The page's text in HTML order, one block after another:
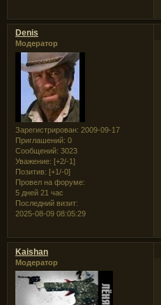
Denis
Модератор
Зарегистрирован: 2009-09-17
Приглашений: 0
Сообщений: 3023
Уважение: [+2/-1]
Позитив: [+1/-0]
Провел на форуме:
5 дней 21 час
Последний визит:
2025-08-09 08:05:29
Kaishan
Модератор